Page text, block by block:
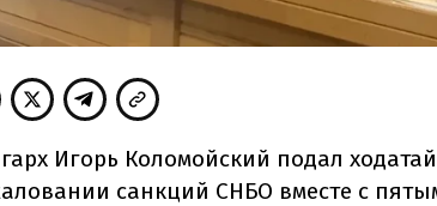
Игорь Коломойский подал
санкций СНБО вместе с